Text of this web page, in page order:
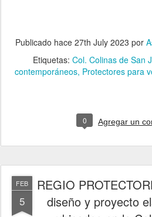
Publicado hace 27th July 2023 por
Etiquetas: Col. Colinas de San
contemporáneos Protectores para
0 Agregar un
FEB
5
REGIO
diseño y proyecto